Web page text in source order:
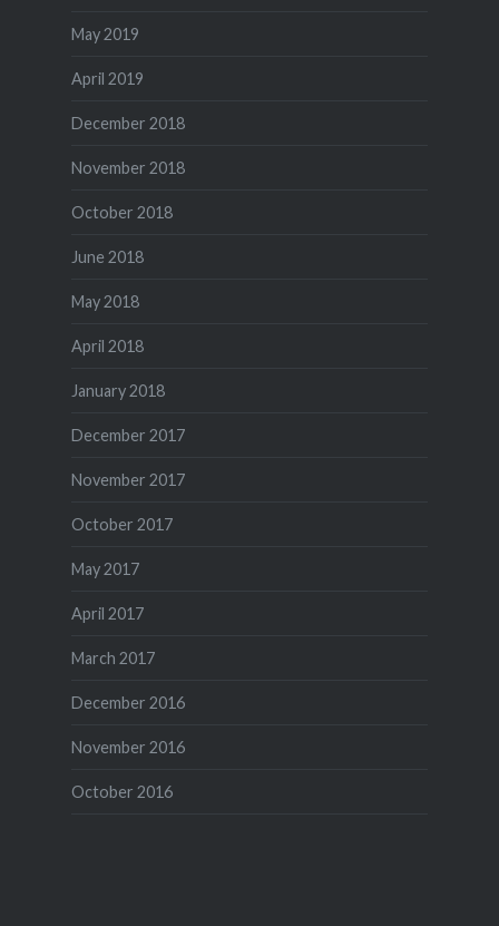
May 2019
April 2019
December 2018
November 2018
October 2018
June 2018
May 2018
April 2018
January 2018
December 2017
November 2017
October 2017
May 2017
April 2017
March 2017
December 2016
November 2016
October 2016